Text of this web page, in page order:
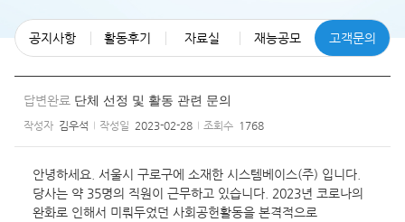
공지사항 활동후기 자료실 재능공모 고객문의
답변완료 단체 선정 및 활동 관련 문의
작성자 김우석 작성일 2023-02-28 조회수 1768
안녕하세요. 서울시 구로구에 소재한 시스템베이스(주) 입니다.
당사는 약 35명의 직원이 근무하고 있습니다. 2023년 코로나의
완화로 인해서 미뤄두었던 사회공헌활동을 본격적으로